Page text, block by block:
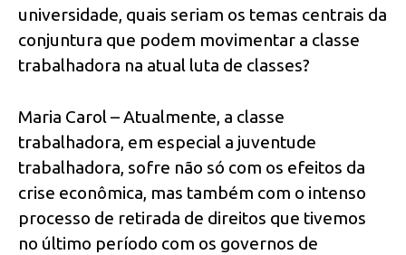
universidade, quais seriam os temas centrais da
conjuntura que podem movimentar a classe
trabalhadora na atual luta de classes?
Maria Carol – Atualmente, a classe
trabalhadora, em especial a juventude
trabalhadora, sofre não só com os efeitos da
crise econômica, mas também com o intenso
processo de retirada de direitos que tivemos
no último período com os governos de